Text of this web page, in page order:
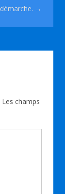
démarche. →
Les champs